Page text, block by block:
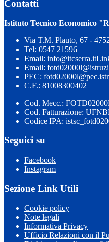
Contatti
Istituto Tecnico Economico
Via T.M. Plauto, 67 -
Tel: 0547 21596
Email: info@itcserra.it
Email:
PEC:
C.F.: 81008300402
Cod. Mecc.:
Cod. Fatturazione:
Codice IPA:
Seguici su
Facebook
Instagram
Sezione Link Utili
Cookie policy
Note legali
Informativa Privacy
Ufficio Relazioni con il